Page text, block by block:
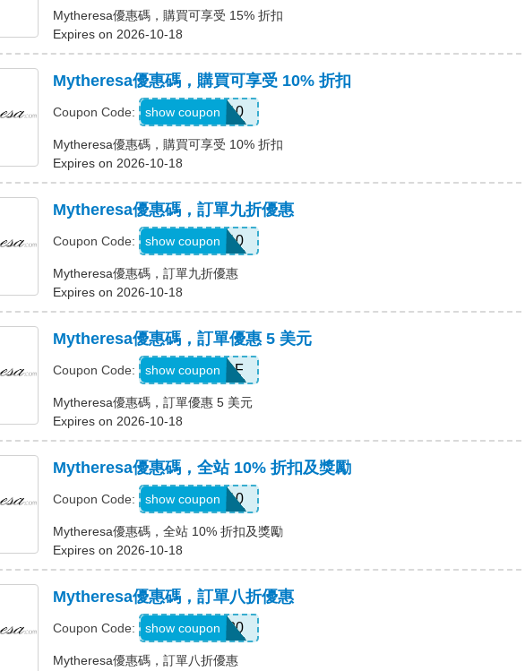
Mytheresa優惠碼，購買可享受 15% 折扣
Expires on 2026-10-18
Mytheresa優惠碼，購買可享受 10% 折扣
Coupon Code: MYEXTRA10
show coupon
Mytheresa優惠碼，購買可享受 10% 折扣
Expires on 2026-10-18
Mytheresa優惠碼，訂單九折優惠
Coupon Code: MYT10
show coupon
Mytheresa優惠碼，訂單九折優惠
Expires on 2026-10-18
Mytheresa優惠碼，訂單優惠 5 美元
Coupon Code: MZJW33DF
show coupon
Mytheresa優惠碼，訂單優惠 5 美元
Expires on 2026-10-18
Mytheresa優惠碼，全站 10% 折扣及獎勵
Coupon Code: REWARD10
show coupon
Mytheresa優惠碼，全站 10% 折扣及獎勵
Expires on 2026-10-18
Mytheresa優惠碼，訂單八折優惠
Coupon Code: myt20
show coupon
Mytheresa優惠碼，訂單八折優惠